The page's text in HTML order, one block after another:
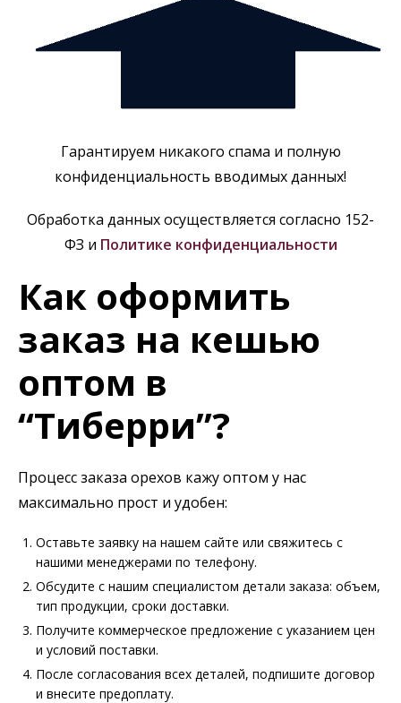
Гарантируем никакого спама и полную
конфиденциальность вводимых данных!
Обработка данных осуществляется согласно 152-
ФЗ и Политике конфиденциальности
Как оформить
заказ на кешью
оптом в
“Тиберри”?
Процесс заказа орехов кажу оптом у нас
максимально прост и удобен:
Оставьте заявку на нашем сайте или свяжитесь с
нашими менеджерами по телефону.
Обсудите с нашим специалистом детали заказа: объем,
тип продукции, сроки доставки.
Получите коммерческое предложение с указанием цен
и условий поставки.
После согласования всех деталей, подпишите договор
и внесите предоплату.